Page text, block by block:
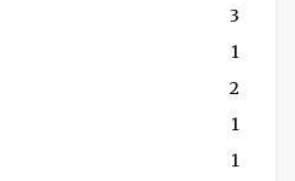
3
1
2
1
1